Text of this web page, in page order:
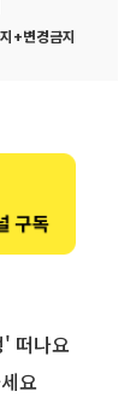
+변경금지
' 떠나요
요